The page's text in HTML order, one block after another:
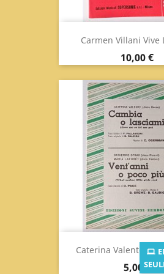
Carmen Villani Vive
Prix
10,00 €
Caterina Valente
Prix
5,00 €